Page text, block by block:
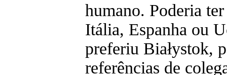
humano. Poderia
Itália, Espanha ou
preferiu Białystok,
referências de